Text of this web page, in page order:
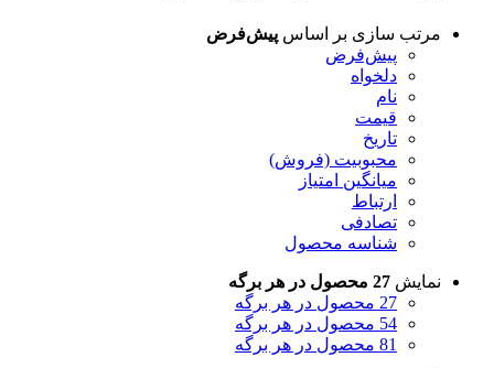
مرتب سازی بر اساس پیش‌فرض
پیش‌فرض
دلخواه
نام
قیمت
تاریخ
محبوبیت (فروش)
میانگین امتیاز
ارتباط
تصادفی
شناسه محصول
نمایش 27 محصول در هر برگه
27 محصول در هر برگه
54 محصول در هر برگه
81 محصول در هر برگه